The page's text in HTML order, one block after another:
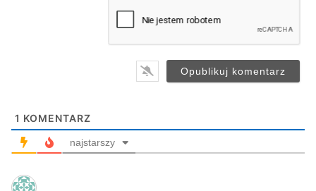
1 KOMENTARZ
najstarszy